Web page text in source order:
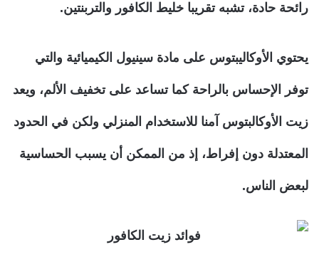
رائحة حادة، تشبه تقريبا خليط الكافور والتربنتين.
يحتوي الأوكاليبتوس على مادة سينيول الكيميائية والتي
توفر الإحساس بالراحة كما تساعد على تخفيف الألم، ويعد
زيت الأوكالبتوس آمنا للاستخدام المنزلي ولكن في الحدود
المعتدلة دون إفراط، إذ من الممكن أن يسبب الحساسية
لبعض الناس.